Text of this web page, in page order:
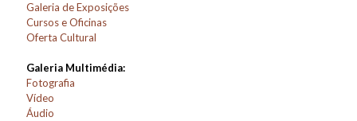
Galeria de Exposições
Cursos e Oficinas
Oferta Cultural
Galeria Multimédia:
Fotografia
Vídeo
Áudio